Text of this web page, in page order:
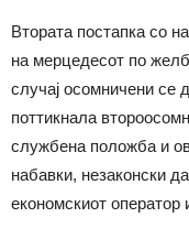
Втората постапка со
на мерцедесот по
случај осомничени се
поттикнала
службена положба и
набавки, незаконски
економскиот оператор